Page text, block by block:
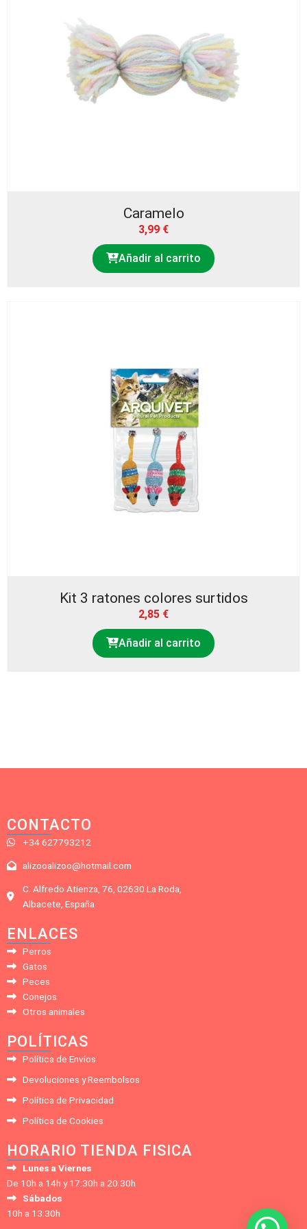
Caramelo
3,99 €
Añadir al carrito
Kit 3 ratones colores surtidos
2,85 €
Añadir al carrito
CONTACTO
+34 627793212
alizooalizoo@hotmail.com
C. Alfredo Atienza, 76, 02630 La Roda,
Albacete, España
ENLACES
Perros
Gatos
Peces
Conejos
Otros animales
POLÍTICAS
Política de Envíos
Devoluciones y Reembolsos
Política de Privacidad
Política de Cookies
HORARIO TIENDA FISICA
Lunes a Viernes
De 10h a 14h y 17:30h a 20:30h
Sábados
10h a 13:30h